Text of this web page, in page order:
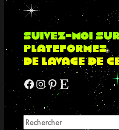
suivez-moi
plateformes
de lavage de
Facebook Instagram Pinterest Etsy